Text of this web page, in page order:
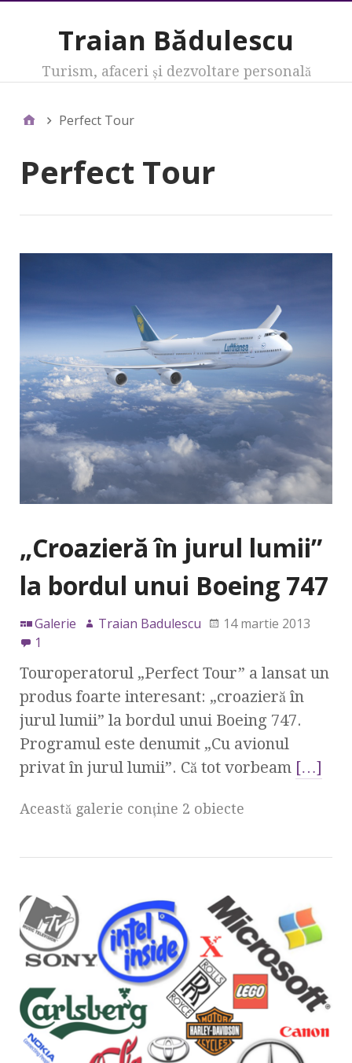
Traian Bădulescu
Turism, afaceri şi dezvoltare personală
Perfect Tour
Perfect Tour
„Croazieră în jurul lumii”
la bordul unui Boeing 747
Galerie Traian Badulescu
14 martie 2013
1
Touroperatorul „Perfect Tour” a lansat un
produs foarte interesant: „croazieră în
jurul lumii” la bordul unui Boeing 747.
Programul este denumit „Cu avionul
privat în jurul lumii”. Că tot vorbeam […]
Această galerie conţine 2 obiecte